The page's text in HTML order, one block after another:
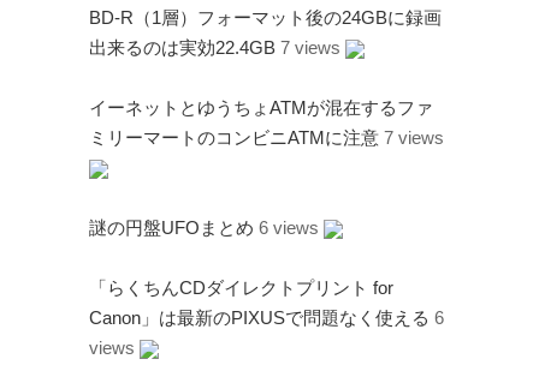
BD-R（1層）フォーマット後の24GBに録画
出来るのは実効22.4GB 7 views
イーネットとゆうちょATMが混在するファ
ミリーマートのコンビニATMに注意 7 views
謎の円盤UFOまとめ 6 views
「らくちんCDダイレクトプリント for
Canon」は最新のPIXUSで問題なく使える 6
views